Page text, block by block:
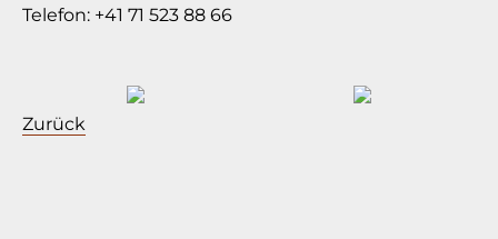
Telefon: +41 71 523 88 66
Zurück